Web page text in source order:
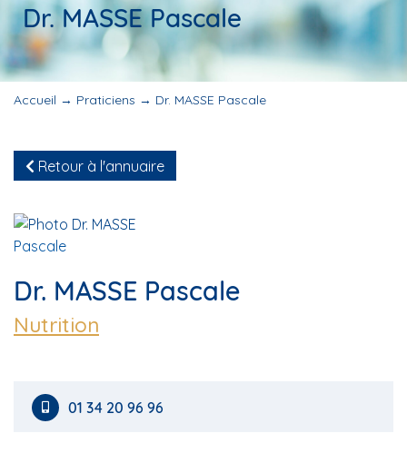
Dr. MASSE Pascale
Accueil → Praticiens → Dr. MASSE Pascale
Retour à l'annuaire
Dr. MASSE Pascale
Nutrition
01 34 20 96 96